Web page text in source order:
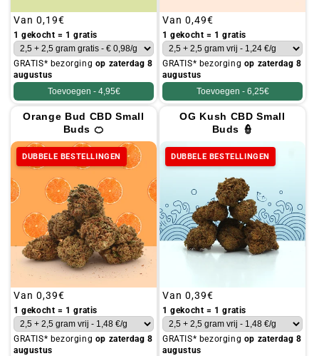
Gebruikelijke
prijs
Van 0,19€
1 gekocht = 1 gratis
GRATIS* bezorging op zaterdag 8
augustus
Toevoegen - 4,95€
Gebruikelijke
prijs
Van 0,49€
1 gekocht = 1 gratis
GRATIS* bezorging op zaterdag 8
augustus
Toevoegen - 6,25€
Orange Bud CBD Small
Buds 🍊
DUBBELE BESTELLINGEN
Gebruikelijke
prijs
Van 0,39€
1 gekocht = 1 gratis
GRATIS* bezorging op zaterdag 8
augustus
OG Kush CBD Small
Buds 👮
DUBBELE BESTELLINGEN
Gebruikelijke
prijs
Van 0,39€
1 gekocht = 1 gratis
GRATIS* bezorging op zaterdag 8
augustus